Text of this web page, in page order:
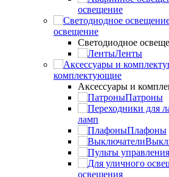
освещение
освещение
Светодиодное
Ленты
комплектующие
Аксессуары и
Патроны
ламп
Плафоны
освещения